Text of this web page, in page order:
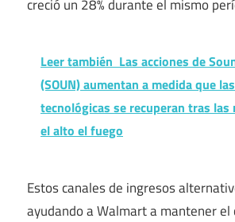
creció un 28% durante el mismo
Leer también Las acciones de
(SOUN) aumentan a medida que
tecnológicas se recuperan tras
el alto el fuego
Estos canales de ingresos
ayudando a Walmart a mantener el